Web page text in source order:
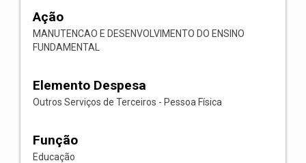
Ação
MANUTENCAO E DESENVOLVIMENTO DO ENSINO
FUNDAMENTAL
Elemento Despesa
Outros Serviços de Terceiros - Pessoa Física
Função
Educação